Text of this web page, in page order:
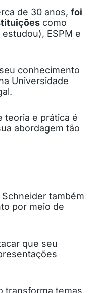
de 30 anos, foi
como
estudou), ESPM e
conhecimento
Universidade
teoria e prática é
abordagem tão
também
por meio de
que seu
transforma temas